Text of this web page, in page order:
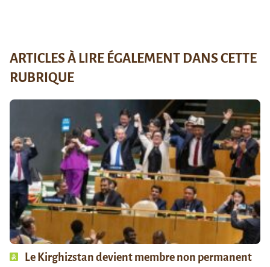
ARTICLES À LIRE ÉGALEMENT DANS CETTE
RUBRIQUE
Le Kirghizstan devient membre non permanent